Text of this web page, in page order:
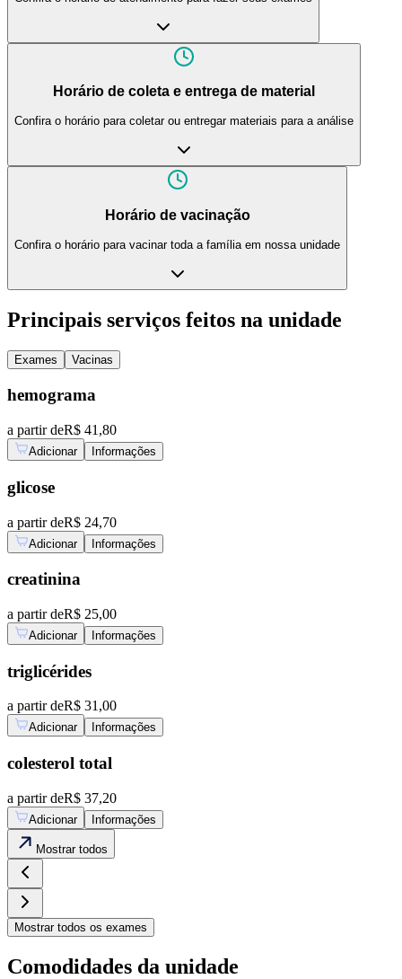
Horário de coleta e entrega de material
Confira o horário para coletar ou entregar materiais para a análise
Horário de vacinação
Confira o horário para vacinar toda a família em nossa unidade
Principais serviços feitos na unidade
Exames Vacinas
hemograma
a partir deR$ 41,80
Adicionar Informações
glicose
a partir deR$ 24,70
Adicionar Informações
creatinina
a partir deR$ 25,00
Adicionar Informações
triglicérides
a partir deR$ 31,00
Adicionar Informações
colesterol total
a partir deR$ 37,20
Adicionar Informações
Mostrar todos
Mostrar todos os exames
Comodidades da unidade